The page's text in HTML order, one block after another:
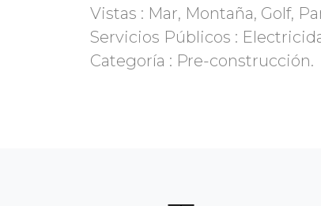
Vistas : Mar, Montaña, Golf,
Servicios Públicos :